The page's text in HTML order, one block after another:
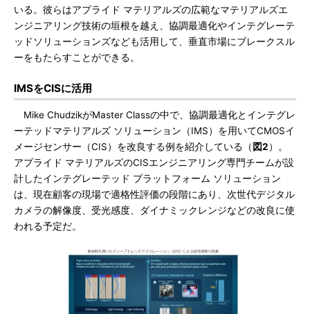
いる。彼らはアプライド マテリアルズの広範なマテリアルズエ
ンジニアリング技術の垣根を越え、協調最適化やインテグレーテ
ッドソリューションズなども活用して、垂直市場にブレークスル
ーをもたらすことができる。
IMSをCISに活用
Mike ChudzikがMaster Classの中で、協調最適化とインテグレ
ーテッドマテリアルズ ソリューション（IMS）を用いてCMOSイ
メージセンサー（CIS）を改良する例を紹介している（ 図2）。
アプライド マテリアルズのCISエンジニアリング専門チームが設
計したインテグレーテッド プラットフォーム ソリューション
は、現在顧客の現場で適格性評価の段階にあり、次世代デジタル
カメラの解像度、受光感度、ダイナミックレンジなどの改良に使
われる予定だ。